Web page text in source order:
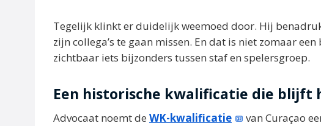
Tegelijk klinkt er duidelijk weemoed door. Hij
zijn collega’s te gaan missen. En dat is niet zomaar
zichtbaar iets bijzonders tussen staf en spelersgroep.
Een historische kwalificatie die blijft
Advocaat noemt de WK-kwalificatie
van Curaçao